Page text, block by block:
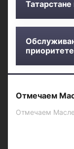
Татарстане
приоритете
Отмечаем
Отмечаем